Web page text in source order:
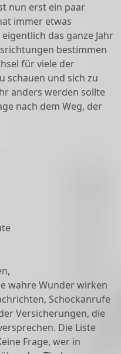
nun erst ein paar
immer etwas
das ganze Jahr
bestimmen
für viele der
schauen und sich zu
anders werden sollte
nach dem Weg, der
wahre Wunder wirken
Schockanrufe
Versicherungen, die
Die Liste
Frage, wer in